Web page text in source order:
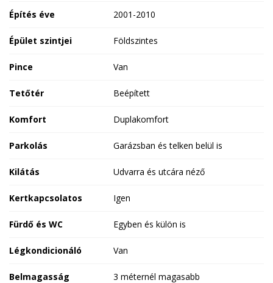
Építés éve 2001-2010
Épület szintjei Földszintes
Pince Van
Tetőtér Beépített
Komfort Duplakomfort
Parkolás Garázsban és telken belül is
Kilátás Udvarra és utcára néző
Kertkapcsolatos Igen
Fürdő és WC Egyben és külön is
Légkondicionáló Van
Belmagasság 3 méternél magasabb